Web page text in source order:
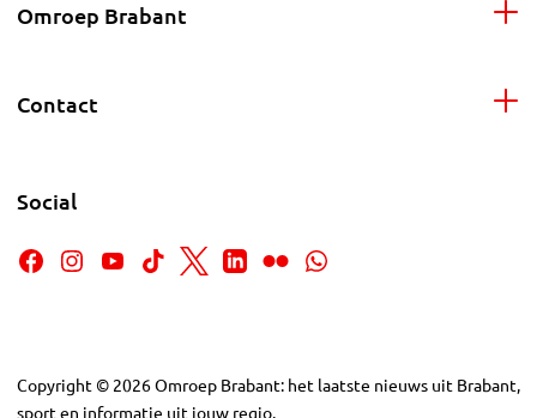
Omroep Brabant
Contact
Social
Copyright © 2026Omroep Brabant: het laatste nieuws uit Brabant,
sport en informatie uit jouw regio.